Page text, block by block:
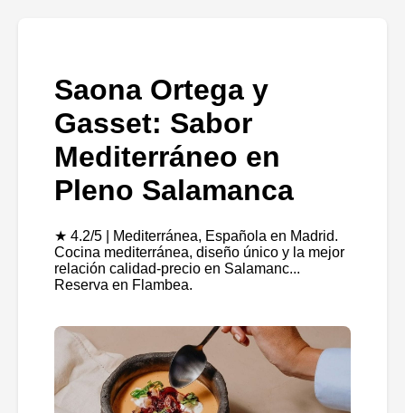
Saona Ortega y
Gasset: Sabor
Mediterráneo en
Pleno Salamanca
★ 4.2/5 | Mediterránea, Española en Madrid.
Cocina mediterránea, diseño único y la mejor
relación calidad-precio en Salamanc...
Reserva en Flambea.